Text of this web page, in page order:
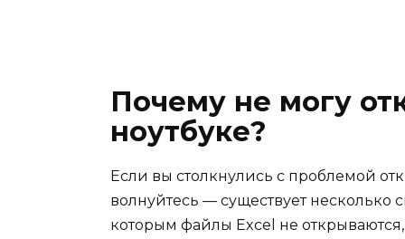
Почему не могу
ноутбуке?
Если вы столкнулись с проблемой
волнуйтесь — существует
которым файлы Excel не